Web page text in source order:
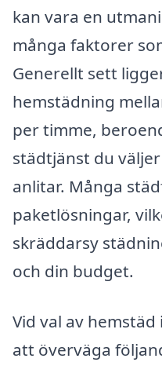
kan vara en
många faktorer
Generellt sett
hemstädning
per timme,
städtjänst du
anlitar. Många
paketlösningar,
skräddarsy
och din budget.
Vid val av
att överväga